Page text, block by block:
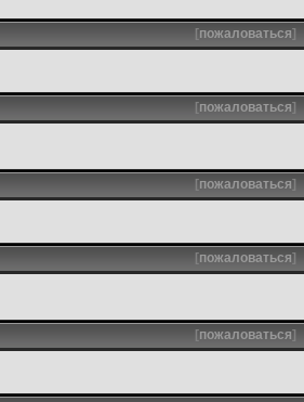
[пожаловаться]
[пожаловаться]
[пожаловаться]
[пожаловаться]
[пожаловаться]